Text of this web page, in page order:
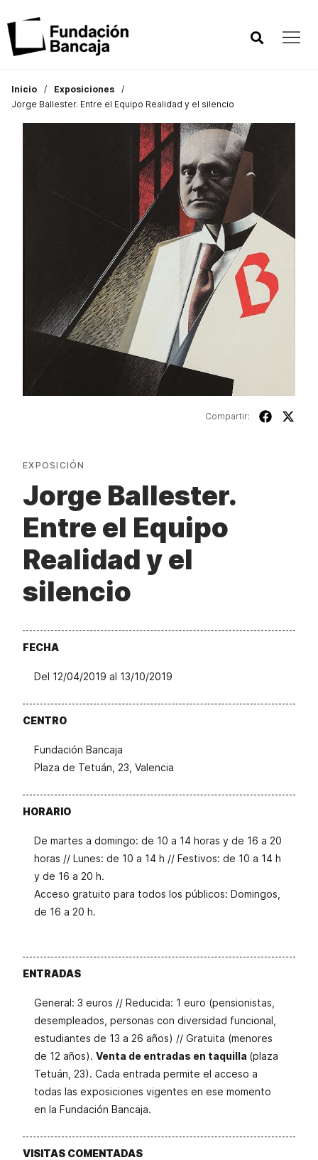
Inicio
Exposiciones
Jorge Ballester. Entre el Equipo Realidad y el silencio
Compartir:
EXPOSICIÓN
Jorge Ballester.
Entre el Equipo
Realidad y el
silencio
FECHA
Del 12/04/2019 al 13/10/2019
CENTRO
Fundación Bancaja
Plaza de Tetuán, 23, Valencia
HORARIO
De martes a domingo: de 10 a 14 horas y de 16 a 20
horas // Lunes: de 10 a 14 h // Festivos: de 10 a 14 h
y de 16 a 20 h.
Acceso gratuito para todos los públicos: Domingos,
de 16 a 20 h.
ENTRADAS
General: 3 euros // Reducida: 1 euro (pensionistas,
desempleados, personas con diversidad funcional,
estudiantes de 13 a 26 años) // Gratuita (menores
de 12 años). Venta de entradas en taquilla (plaza
Tetuán, 23). Cada entrada permite el acceso a
todas las exposiciones vigentes en ese momento
en la Fundación Bancaja.
VISITAS COMENTADAS